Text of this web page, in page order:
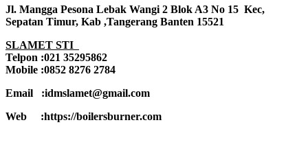
Jl. Mangga Pesona Lebak Wangi 2 Blok A3 No 15 Kec,
Sepatan Timur, Kab ,Tangerang Banten 15521
SLAMET STI
Telpon :021 35295862
Mobile :0852 8276 2784
Email :idmslamet@gmail.com
Web :https://boilersburner.com